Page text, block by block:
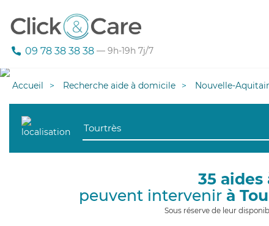
09 78 38 38 38 — 9h-19h 7j/7
Accueil Recherche aide à domicile Nouvelle-
35
peuvent intervenir à
Sous réserve de leur